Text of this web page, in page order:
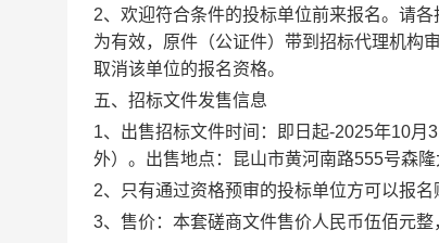
2、欢迎符合条件的投标单位前来报名。请
为有效，原件（公证件）带到招标代理机构
取消该单位的报名资格。
五、招标文件发售信息
1、出售招标文件时间：即日起-2025年10
外）。出售地点：昆山市黄河南路555号森
2、只有通过资格预审的投标单位方可以报名
3、售价：本套磋商文件售价人民币伍佰元整